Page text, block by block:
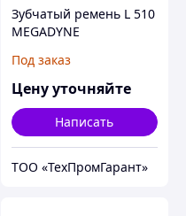
Зубчатый ремень L 510
MEGADYNE
Под заказ
Цену уточняйте
Написать
ТОО «ТехПромГарант»